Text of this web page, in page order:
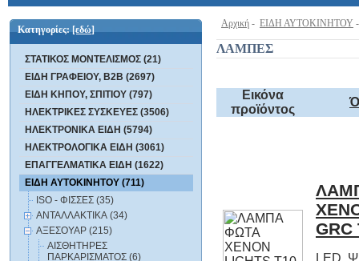
Κατηγορίες:[εδώ]
ΣΤΑΤΙΚΟΣ ΜΟΝΤΕΛΙΣΜΟΣ (21)
ΕΙΔΗ ΓΡΑΦΕΙΟΥ, B2B (2697)
ΕΙΔΗ ΚΗΠΟΥ, ΣΠΙΤΙΟΥ (797)
ΗΛΕΚΤΡΙΚΕΣ ΣΥΣΚΕΥΕΣ (3506)
ΗΛΕΚΤΡΟΝΙΚΑ ΕΙΔΗ (5794)
ΗΛΕΚΤΡΟΛΟΓΙΚΑ ΕΙΔΗ (3061)
ΕΠΑΓΓΕΛΜΑΤΙΚΑ ΕΙΔΗ (1622)
ΕΙΔΗ ΑΥΤΟΚΙΝΗΤΟΥ (711)
ISO - ΦΙΣΣΕΣ (35)
ΑΝΤΑΛΛΑΚΤΙΚΑ (34)
ΑΞΕΣΟΥΑΡ (215)
ΑΙΣΘΗΤΗΡΕΣ
ΠΑΡΚΑΡΙΣΜΑΤΟΣ (6)
Αρχική - ΕΙΔΗ ΑΥΤΟΚΙΝΗΤΟΥ
ΛΑΜΠΕΣ
Εικόνα
προϊόντος
GRC
LED
ΚΑΙ